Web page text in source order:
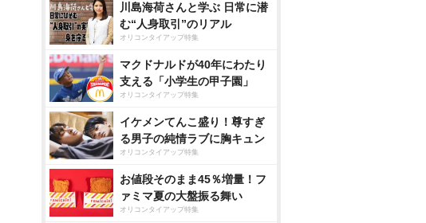
川島海荷さんと学ぶ 日常に潜
む“人身取引”のリアル
オリコンタイアップ特集
マクドナルドが40年にわたり
支える「小学生の甲子園」
オリコンタイアップ特集
イケメンてんこ盛り！尊すぎ
る男子の純情ラブに胸キュン
オリコンタイアップ特集
お値段そのまま45％増量！フ
ァミマ夏の大盤振る舞い
オリコンタイアップ特集